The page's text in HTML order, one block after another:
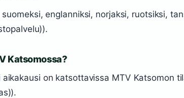
englanniksi, norjaksi, ruotsiksi,
Katsomossa?
on katsottavissa MTV Katsomon